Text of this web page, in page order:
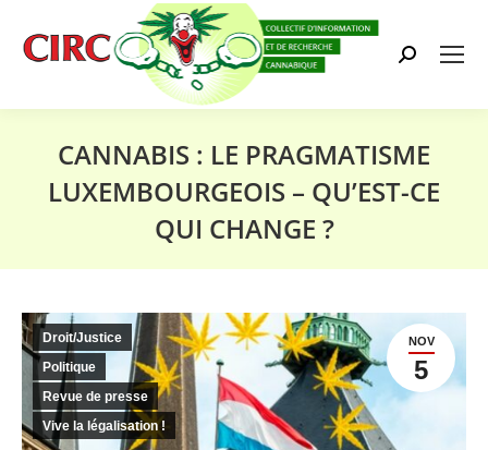
Search:
CANNABIS : LE PRAGMATISME
LUXEMBOURGEOIS – QU’EST-CE
QUI CHANGE ?
NOV
5
Droit/Justice
Politique
Revue de presse
Vive la légalisation !